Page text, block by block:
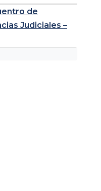
de
Judiciales –